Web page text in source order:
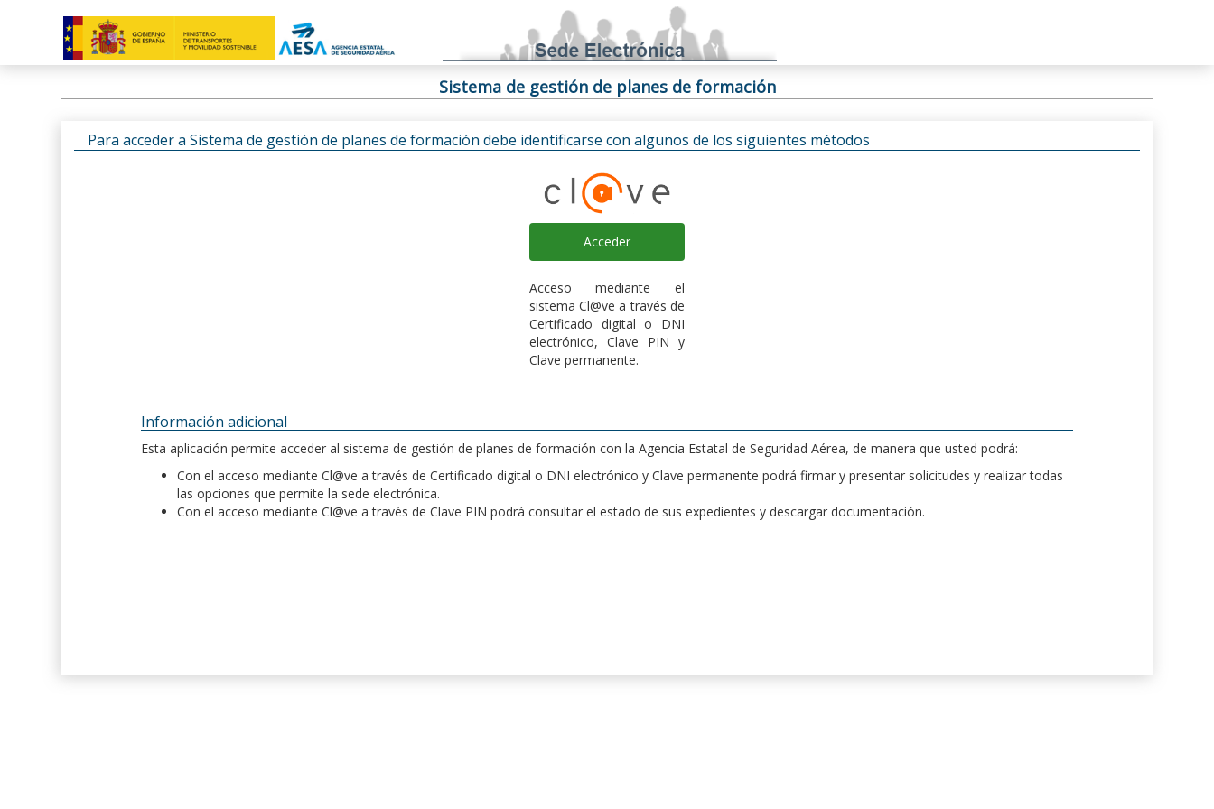
Sistema de gestión de planes de formación
Para acceder a Sistema de gestión de planes de formación debe identificarse con algunos de los siguientes métodos
Acceder
Acceso mediante el
sistema Cl@ve a través de
Certificado digital o DNI
electrónico, Clave PIN y
Clave permanente.
Información adicional
Esta aplicación permite acceder al sistema de gestión de planes de formación con la Agencia Estatal de Seguridad Aérea, de manera que usted podrá:
Con el acceso mediante Cl@ve a través de Certificado digital o DNI electrónico y Clave permanente podrá firmar y presentar solicitudes y realizar todas
las opciones que permite la sede electrónica.
Con el acceso mediante Cl@ve a través de Clave PIN podrá consultar el estado de sus expedientes y descargar documentación.